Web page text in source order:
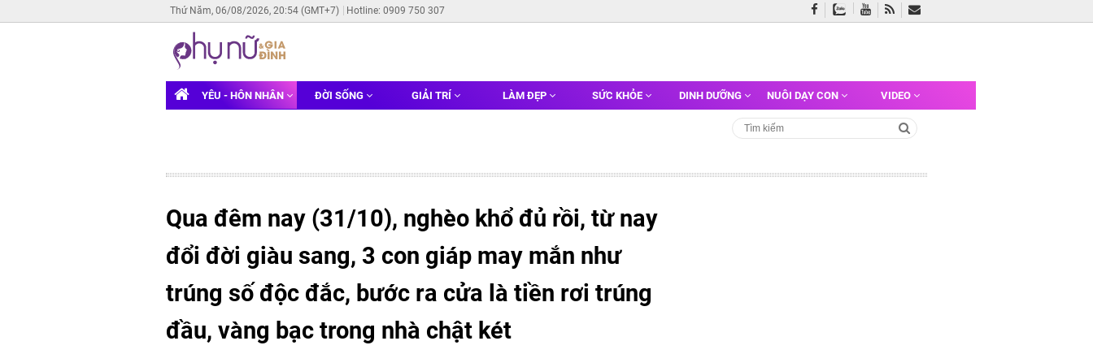
Thứ Năm, 06/08/2026, 20:54 (GMT+7) Hotline: 0909 750 307
YÊU - HÔN NHÂN ĐỜI SỐNG GIẢI TRÍ LÀM ĐẸP SỨC KHỎE DINH DƯỠNG NUÔI DẠY CON VIDEO
Qua đêm nay (31/10), nghèo khổ đủ rồi, từ nay
đổi đời giàu sang, 3 con giáp may mắn như
trúng số độc đắc, bước ra cửa là tiền rơi trúng
đầu, vàng bạc trong nhà chật két